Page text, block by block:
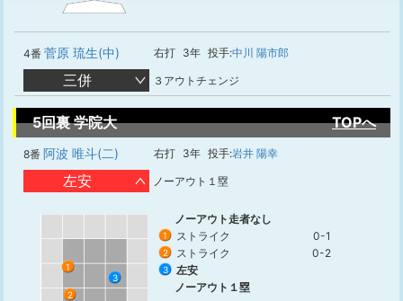
4番 菅原 琉生(中) 右打 3年 投手:中川 陽市郎
三併 ３アウトチェンジ
5回裏 学院大 TOPへ
8番 阿波 唯斗(二) 右打 3年 投手:岩井 陽幸
左安 ノーアウト１塁
1
2
3
ノーアウト走者なし
1 ストライク 0-1
2 ストライク 0-2
3
左安
ノーアウト１塁